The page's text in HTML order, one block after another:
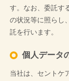
す。なお、委託す
の状況等に照らし
託を行います。
個人データ
当社は、セントケ